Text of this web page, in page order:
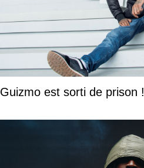
Guizmo est sorti de prison !